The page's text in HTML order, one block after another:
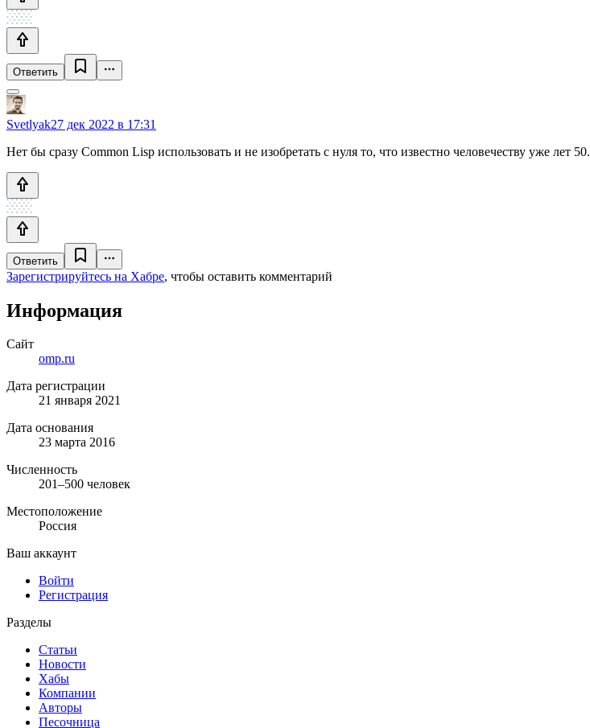
Ответить
Svetlyak27 дек 2022 в 17:31
Нет бы сразу Common Lisp использовать и не изобретать с нуля то, что известно человечеству уже лет 50.
Ответить
Зарегистрируйтесь на Хабре, чтобы оставить комментарий
Информация
Сайт
omp.ru
Дата регистрации
21 января 2021
Дата основания
23 марта 2016
Численность
201–500 человек
Местоположение
Россия
Ваш аккаунт
Войти
Регистрация
Разделы
Статьи
Новости
Хабы
Компании
Авторы
Песочница